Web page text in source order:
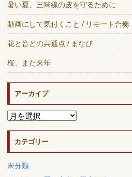
暑い夏、三味線の皮を守るために
動画にして気付くこと / リモート合奏
花と音との共通点 / まなび
桜、また来年
アーカイブ
カテゴリー
未分類